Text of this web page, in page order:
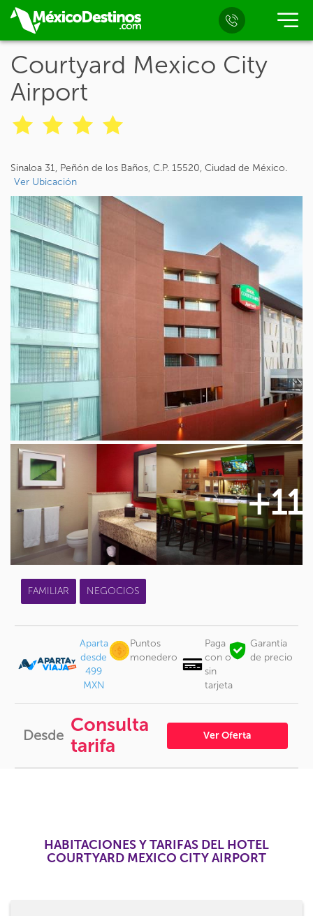
Courtyard Mexico City
Airport
Sinaloa 31, Peñón de los Baños, C.P. 15520, Ciudad de México.
Ver Ubicación
+11
FAMILIAR NEGOCIOS
Aparta
desde
499
MXN
Puntos
monedero
Paga
con o
sin
tarjeta
Garantía
de precio
Desde Consulta
tarifa
Ver Oferta
HABITACIONES Y TARIFAS DEL HOTEL
COURTYARD MEXICO CITY AIRPORT